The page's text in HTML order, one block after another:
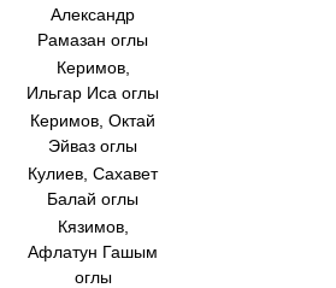
Александр
Рамазан оглы
Керимов,
Ильгар Иса оглы
Керимов, Октай
Эйваз оглы
Кулиев, Сахавет
Балай оглы
Кязимов,
Афлатун Гашым
оглы